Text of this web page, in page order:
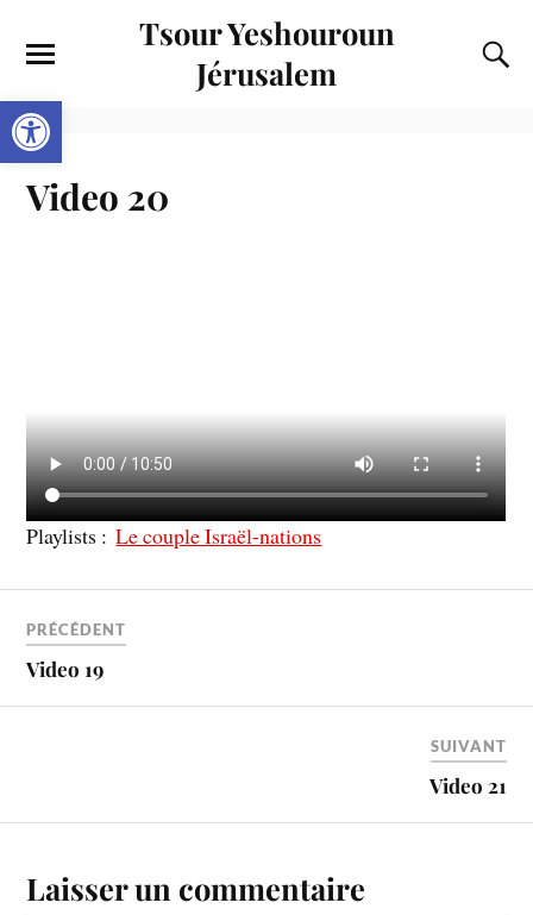
Ouvrir la barre d’outils
Tsour Yeshouroun
Jérusalem
Video 20
Playlists : Le couple Israël-nations
PRÉCÉDENT
Video 19
SUIVANT
Video 21
Laisser un commentaire